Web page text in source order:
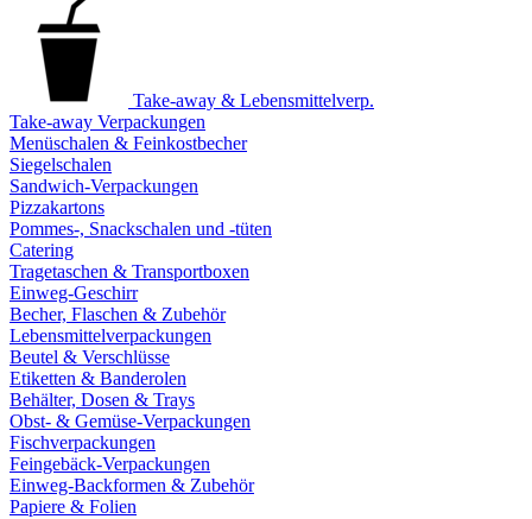
Take-away & Lebensmittelverp.
Take-away Verpackungen
Menüschalen & Feinkostbecher
Siegelschalen
Sandwich-Verpackungen
Pizzakartons
Pommes-, Snackschalen und -tüten
Catering
Tragetaschen & Transportboxen
Einweg-Geschirr
Becher, Flaschen & Zubehör
Lebensmittelverpackungen
Beutel & Verschlüsse
Etiketten & Banderolen
Behälter, Dosen & Trays
Obst- & Gemüse-Verpackungen
Fischverpackungen
Feingebäck-Verpackungen
Einweg-Backformen & Zubehör
Papiere & Folien